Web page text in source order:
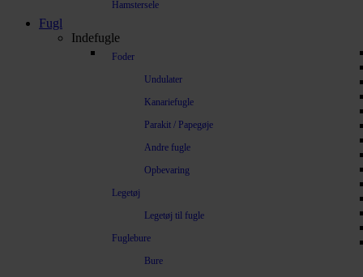
Hamstersele
Fugl
Indefugle
Foder
Undulater
Kanariefugle
Parakit / Papegøje
Andre fugle
Opbevaring
Legetøj
Legetøj til fugle
Fuglebure
Bure